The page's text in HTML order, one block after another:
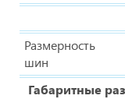
Размерность
шин
Габаритные